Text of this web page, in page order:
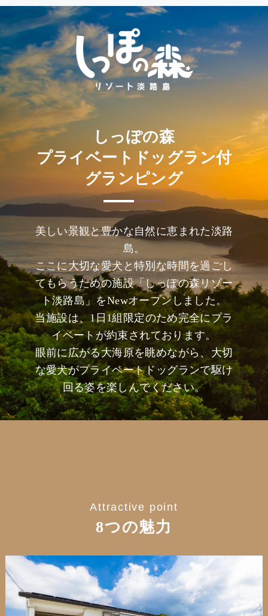
しっぽの森
プライベートドッグラン付
グランピング
美しい景観と豊かな自然に恵まれた淡路
島。
ここに大切な愛犬と特別な時間を過ごし
てもらうための施設「しっぽの森リゾー
ト淡路島」をNewオープンしました。
当施設は、1日1組限定のため完全にプラ
イベートが約束されております。
眼前に広がる大海原を眺めながら、大切
な愛犬がプライベートドッグランで駆け
回る姿を楽しんでください。
Attractive point
8つの魅力